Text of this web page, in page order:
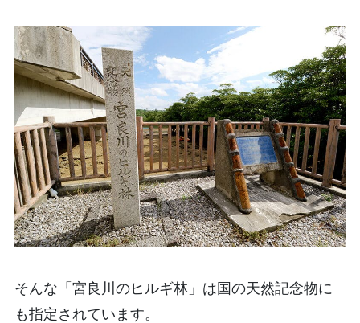
そんな「宮良川のヒルギ林」は国の天然記念物に
も指定されています。